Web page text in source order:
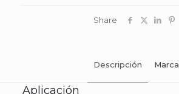
Share
Descripción Marca
Aplicación